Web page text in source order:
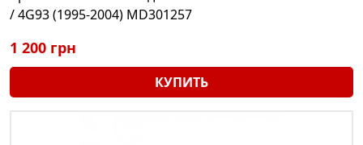
/ 4G93 (1995-2004) MD301257
1 200 грн
КУПИТЬ